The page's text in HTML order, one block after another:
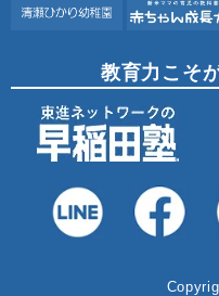
教育力こそ